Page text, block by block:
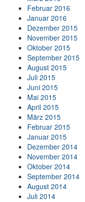
Februar 2016
Januar 2016
Dezember 2015
November 2015
Oktober 2015
September 2015
August 2015
Juli 2015
Juni 2015
Mai 2015
April 2015
März 2015
Februar 2015
Januar 2015
Dezember 2014
November 2014
Oktober 2014
September 2014
August 2014
Juli 2014